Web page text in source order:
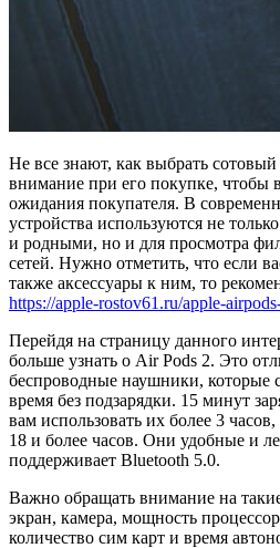
Не все знают, как выбрать
внимание при его покупке, чтобы
ожидания покупателя. В
устройства используются не
и родными, но и для просмотра
сетей. Нужно отметить, что если
также аксессуары к ним, то
https://apple-rostov61.ru/apple-
Перейдя на страницу данного
больше узнать о Air Pods 2. Это
беспроводные наушники, которые
время без подзарядки. 15 минут
вам использовать их более 3
18 и более часов. Они удобные и
поддерживает Bluetooth 5.0.
Важно обращать внимание на
экран, камера, мощность
количество сим карт и время